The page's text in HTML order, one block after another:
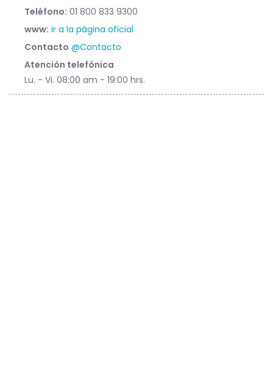
Teléfono: 01 800 833 9300
www: ir a la página oficial
Contacto @Contacto
Atención telefónica
Lu. - Vi. 08:00 am - 19:00 hrs.